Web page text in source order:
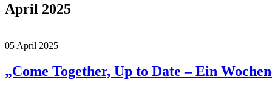
April 2025
05 April 2025
„Come Together, Up to Date – Ein